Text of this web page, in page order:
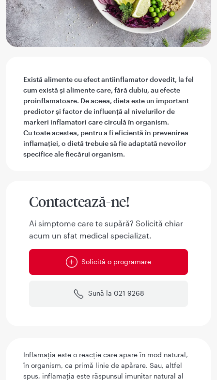
Există alimente cu efect antiinflamator dovedit, la fel
cum există și alimente care, fără dubiu, au efecte
proinflamatoare. De aceea, dieta este un important
predictor și factor de influență al nivelurilor de
markeri inflamatori care circulă în organism.
Cu toate acestea, pentru a fi eficientă în prevenirea
inflamației, o dietă trebuie să fie adaptată nevoilor
specifice ale fiecărui organism.
Contactează-ne!
Ai simptome care te supără? Solicită chiar
acum un sfat medical specializat.
Solicită o programare
Sună la 021 9268
Inflamația este o reacție care apare în mod natural,
în organism, ca primă linie de apărare. Sau, altfel
spus, inflamația este răspunsul imunitar natural al